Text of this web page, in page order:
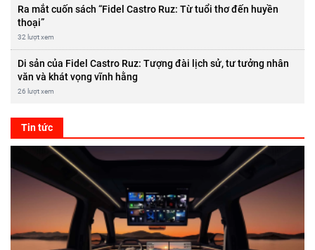
Ra mắt cuốn sách “Fidel Castro Ruz: Từ tuổi thơ đến huyền
thoại”
32 lượt xem
Di sản của Fidel Castro Ruz: Tượng đài lịch sử, tư tưởng nhân
văn và khát vọng vĩnh hằng
26 lượt xem
Tin tức